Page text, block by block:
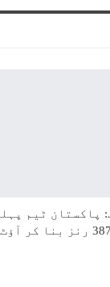
پاکستان ٹیم